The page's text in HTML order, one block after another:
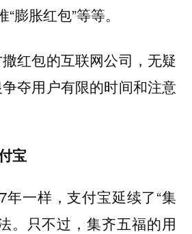
膨胀红包”等等。
红包的互联网公司，无疑
夺用户有限的时间和注意
宝
年一样，支付宝延续了“集
。只不过，集齐五福的用